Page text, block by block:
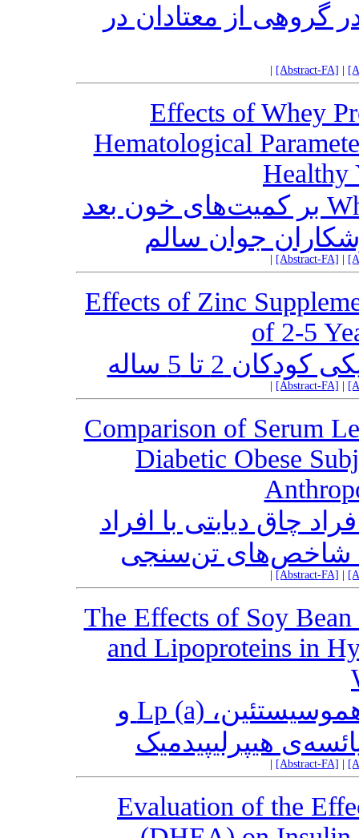
گروهی از معتادان در
[Abstract-FA]
Effects of Whey
Hematological
Healthy
تأثیر مصرف مکمل پروتئینی Whey بر کمیت‌های خون بعد
جوان سالم
[Abstract-FA]
Effects of Zinc
of 2-5
2 تا 5 ساله
[Abstract-FA]
Comparison of Serum
Diabetic Obese
چاق دیابتی با افراد
با شاخص‌های تن‌سنجی
[Abstract-FA]
The Effects of Soy
and Lipoproteins in
تأثیر مصرف لوبیای سویا بر هموسیستئین، Lp (a) و
هیپرلیپیدمیک
[Abstract-FA]
Evaluation of the